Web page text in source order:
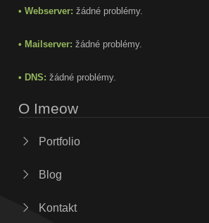
• Webserver: žádné problémy.
• Mailserver: žádné problémy.
• DNS: žádné problémy.
O Imeow
Portfolio
Blog
Kontakt